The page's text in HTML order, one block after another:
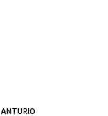
ANTURIO